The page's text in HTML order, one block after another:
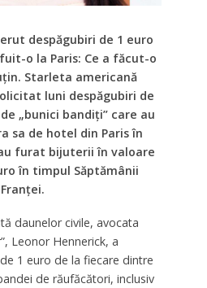
despăgubiri de 1 euro
o la Paris: Ce a făcut-o
Starleta americană
luni despăgubiri de
„bunici bandiţi” care au
sa de hotel din Paris în
furat bijuterii în valoare
în timpul Săptămânii
daunelor civile, avocata
Leonor Hennerick, a
1 euro de la fiecare dintre
de răufăcători, inclusiv